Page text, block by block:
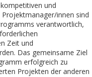
und
innen sind
verantwortlich,
Zeit und
Das gemeinsame Ziel
erfolgreich zu
Projekten der anderen